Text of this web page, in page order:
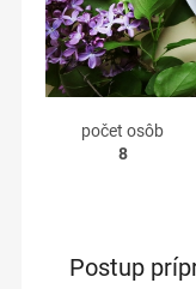
počet osôb
8
Postup